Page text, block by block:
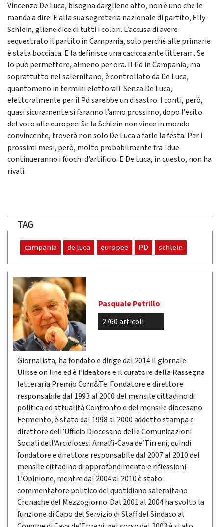
Vincenzo De Luca, bisogna dargliene atto, non è uno che le
manda a dire. E alla sua segretaria nazionale di partito, Elly
Schlein, gliene dice di tutti i colori. L’accusa di avere
sequestrato il partito in Campania, solo perché alle primarie
è stata bocciata. E la definisce una cacicca ante litteram. Se
lo può permettere, almeno per ora. Il Pd in Campania, ma
soprattutto nel salernitano, è controllato da De Luca,
quantomeno in termini elettorali. Senza De Luca,
elettoralmente per il Pd sarebbe un disastro. I conti, però,
quasi sicuramente si faranno l’anno prossimo, dopo l’esito
del voto alle europee. Se la Schlein non vince in mondo
convincente, troverà non solo De Luca a farle la festa. Per i
prossimi mesi, però, molto probabilmente fra i due
continueranno i fuochi d’artificio. E De Luca, in questo, non ha
rivali.
TAG
campania de luca europee PD schlein
Pasquale Petrillo
2760 articoli
Giornalista, ha fondato e dirige dal 2014 il giornale
Ulisse on line ed è l’ideatore e il curatore della Rassegna
letteraria Premio Com&Te. Fondatore e direttore
responsabile dal 1993 al 2000 del mensile cittadino di
politica ed attualità Confronto e del mensile diocesano
Fermento, è stato dal 1998 al 2000 addetto stampa e
direttore dell’Ufficio Diocesano delle Comunicazioni
Sociali dell’Arcidiocesi Amalfi-Cava de’Tirreni, quindi
fondatore e direttore responsabile dal 2007 al 2010 del
mensile cittadino di approfondimento e riflessioni
L’Opinione, mentre dal 2004 al 2010 è stato
commentatore politico del quotidiano salernitano
Cronache del Mezzogiorno. Dal 2001 al 2004 ha svolto la
funzione di Capo del Servizio di Staff del Sindaco al